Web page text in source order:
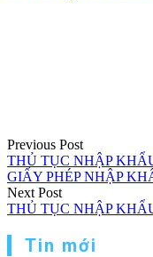
Previous Post
THỦ TỤC NHẬP
GIẤY PHÉP NHẬP
Next Post
THỦ TỤC NHẬP
Tin mới